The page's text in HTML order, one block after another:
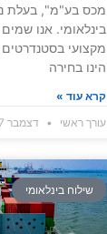
מכס בע"מ", בעלת
בינלאומי. אנו
מקצועי בסטנדרטים
הינו בחירה
קרא עוד »
עורך ראשי
דצמבר 7, 2023
שילוח בינלאומי